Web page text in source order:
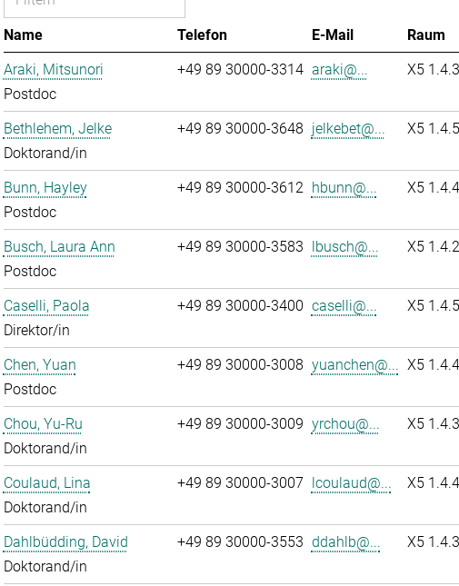
Name Telefon E-Mail
Raum
Araki, Mitsunori
Postdoc
+49 89 30000-3314 araki@... X5
Bethlehem, Jelke
Doktorand/in
+49 89 30000-3648 jelkebet@... X5
Bunn, Hayley
Postdoc
+49 89 30000-3612 hbunn@... X5
Busch, Laura Ann
Postdoc
+49 89 30000-3583 lbusch@... X5
Caselli, Paola
Direktor/in
+49 89 30000-3400 caselli@... X5
Chen, Yuan
Postdoc
+49 89 30000-3008 yuanchen@... X5
Chou, Yu-Ru
Doktorand/in
+49 89 30000-3009 yrchou@... X5
Coulaud, Lina
Doktorand/in
+49 89 30000-3007 lcoulaud@... X5
Dahlbüdding, David
Doktorand/in
+49 89 30000-3553 ddahlb@... X5